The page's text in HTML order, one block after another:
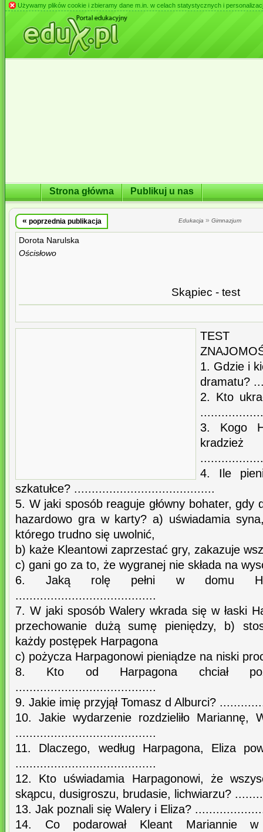
Używamy plików cookie i zbieramy dane m.in. w celach statystycznych i
Strona główna Publikuj u nas
« poprzednia publikacja Edukacja » Gimnazjum
Dorota Narulska
Ościsłowo
Skąpiec - test
TEST
1. Gdzie i
dramatu?
2. Kto
3. Kogo
4. Ile
szkatułce? ........................................
5. W jaki sposób reaguje główny bohater, gdy
hazardowo gra w karty? a) uświadamia
którego trudno się uwolnić,
b) każe Kleantowi zaprzestać gry, zakazuje
c) gani go za to, że wygranej nie składa na
6. Jaką rolę pełni w domu
........................................
7. W jaki sposób Walery wkrada się w łaski
przechowanie dużą sumę pieniędzy, b)
każdy postępek Harpagona
c) pożycza Harpagonowi pieniądze na niski
8. Kto od Harpagona chciał
........................................
9. Jakie imię przyjął Tomasz d Alburci?
10. Jakie wydarzenie rozdzieliło Mariannę,
........................................
11. Dlaczego, według Harpagona, Eliza
........................................
12. Kto uświadamia Harpagonowi, że
skąpcu, dusigroszu, brudasie, lichwiarzu?
13. Jak poznali się Walery i Eliza?
14. Co podarował Kleant Mariannie